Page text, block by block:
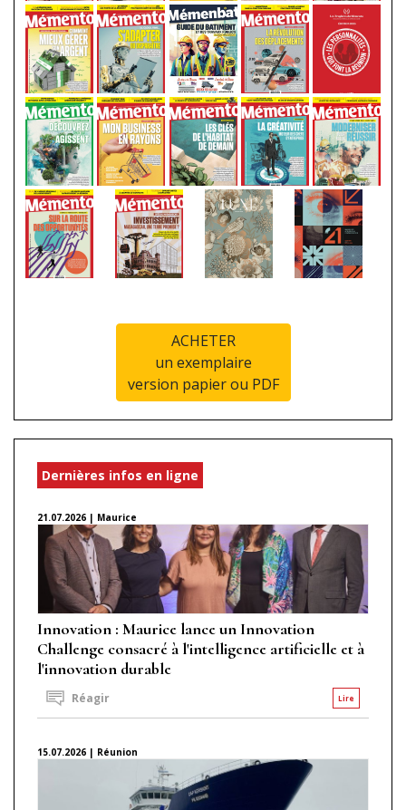
ACHETER
un exemplaire
version papier ou PDF
Dernières infos en ligne
21.07.2026 | Maurice
Innovation : Maurice lance un Innovation
Challenge consacré à l'intelligence artificielle et à
l'innovation durable
Lire
Réagir
15.07.2026 | Réunion